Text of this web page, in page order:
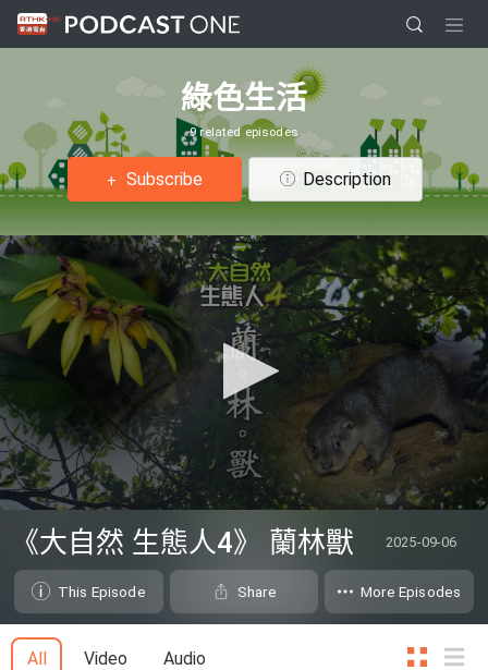
綠色生活
9 related episodes
Subscribe Description
seconds
seconds
《大自然 生態人4》 蘭林獸 2025-09-06
This Episode Share More Episodes
All Video Audio